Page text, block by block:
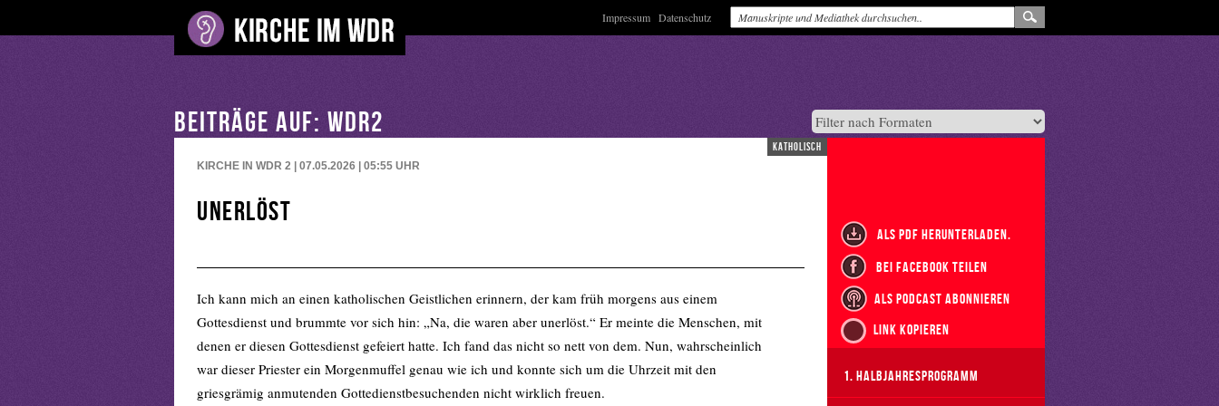
Impressum Datenschutz
BEITRÄGE AUF: WDR2
katholisch
KIRCHE IN WDR 2 | 07.05.2026 | 05:55 UHR
Unerlöst
Ich kann mich an einen katholischen Geistlichen erinnern, der kam früh morgens aus einem
Gottesdienst und brummte vor sich hin: „Na, die waren aber unerlöst.“ Er meinte die Menschen, mit
denen er diesen Gottesdienst gefeiert hatte. Ich fand das nicht so nett von dem. Nun, wahrscheinlich
war dieser Priester ein Morgenmuffel genau wie ich und konnte sich um die Uhrzeit mit den
griesgrämig anmutenden Gottedienstbesuchenden nicht wirklich freuen.
als PDF herunterladen.
bei Facebook teilen
als Podcast abonnieren
Link kopieren
1. Halbjahresprogramm